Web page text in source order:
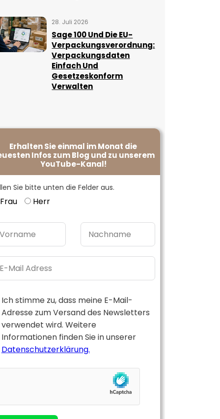
28. Juli 2026
Sage 100 Und Die EU-
Verpackungsverordnung:
Verpackungsdaten
Einfach Und
Gesetzeskonform
Verwalten
Erhalten Sie einmal im Monat die
Infos zum Blog und zu unserem
YouTube-Kanal!
Sie bitte unten die Felder aus.
Frau Herr
Ich stimme zu, dass meine E-Mail-
Adresse zum Versand des Newsletters
verwendet wird. Weitere
Informationen finden Sie in unserer
Datenschutzerklärung.